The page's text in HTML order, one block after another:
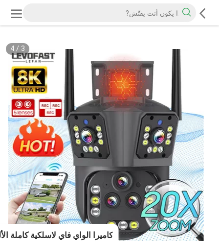
3
/
4
كاميرا الواي فاي لاسلكية كاملة